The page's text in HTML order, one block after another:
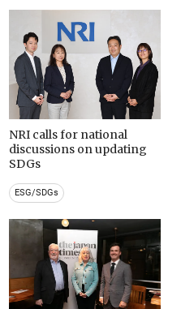
NRI calls for national
discussions on updating
SDGs
ESG/SDGs